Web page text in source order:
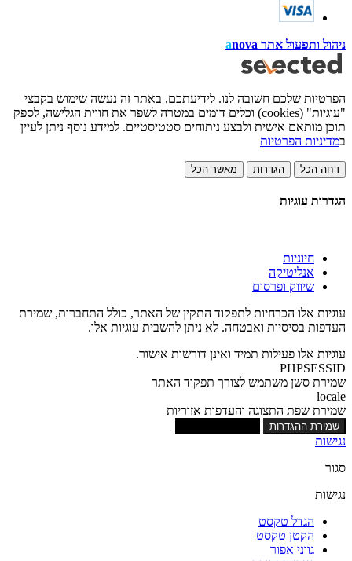
ניהול ותפעול אתר anova
הפרטיות שלכם חשובה לנו. לידיעתכם, באתר זה נעשה שימוש בקבצי
"עוגיות" (cookies) וכלים דומים במטרה לשפר את חווית הגלישה, לספק
תוכן מותאם אישית ולבצע ניתוחים סטטיסטיים. למידע נוסף ניתן לעיין
במדיניות הפרטיות
דחה הכל הגדרות מאשר הכל
הגדרות עוגיות
חיוניות
אנליטיקה
שיווק ופרסום
עוגיות אלו הכרחיות לתפקוד התקין של האתר, כולל התחברות, שמירת
העדפות בסיסיות ואבטחה. לא ניתן להשבית עוגיות אלו.
עוגיות אלו פעילות תמיד ואינן דורשות אישור.
PHPSESSID
שמירת סשן משתמש לצורך תפקוד האתר
locale
שמירת שפת התצוגה והעדפות אזוריות
שמירת ההגדרות
נגישות
סגור
נגישות
הגדל טקסט
הקטן טקסט
גווני אפור